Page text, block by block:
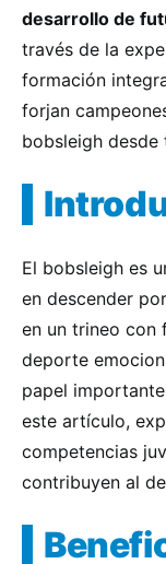
desarrollo de
través de la
formación
forjan
bobsleigh desde
El bobsleigh es
en descender
en un trineo con
deporte
papel
este artículo,
competencias
contribuyen al